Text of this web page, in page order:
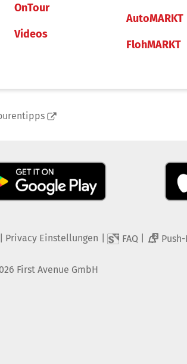
OnTour
Videos
AutoMARKT
FlohMARKT
Privacy Einstellungen FAQ 2
First Avenue GmbH